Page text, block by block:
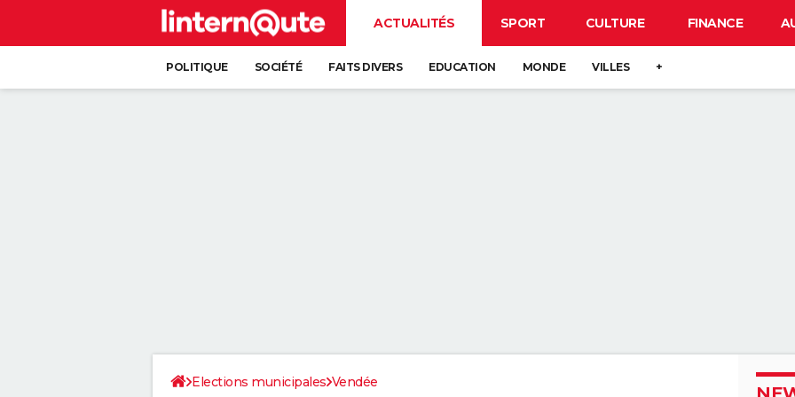
ACTUALITÉS SPORT CULTURE FINANCE
POLITIQUE SOCIÉTÉ FAITS DIVERS EDUCATION MONDE VILLES +
Elections municipales Vendée